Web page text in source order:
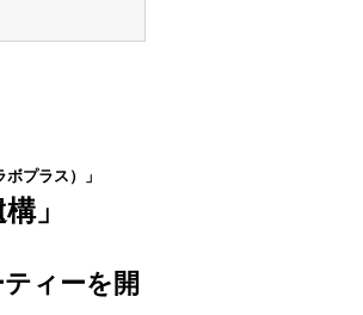
ボプラス）」
」
ィーを開